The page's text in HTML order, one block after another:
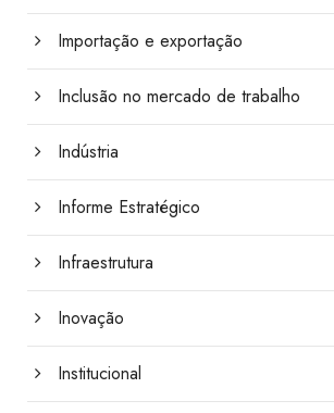
Importação e exportação
Inclusão no mercado de trabalho
Indústria
Informe Estratégico
Infraestrutura
Inovação
Institucional